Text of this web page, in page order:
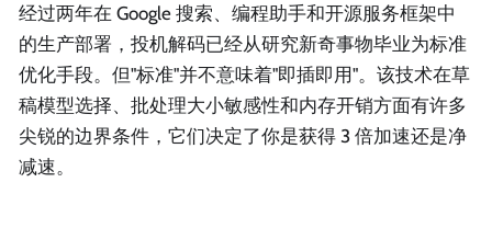
经过两年在 Google 搜索、编程助手和开源服务框架中
的生产部署，投机解码已经从研究新奇事物毕业为标准
优化手段。但"标准"并不意味着"即插即用"。该技术在草
稿模型选择、批处理大小敏感性和内存开销方面有许多
尖锐的边界条件，它们决定了你是获得 3 倍加速还是净
减速。